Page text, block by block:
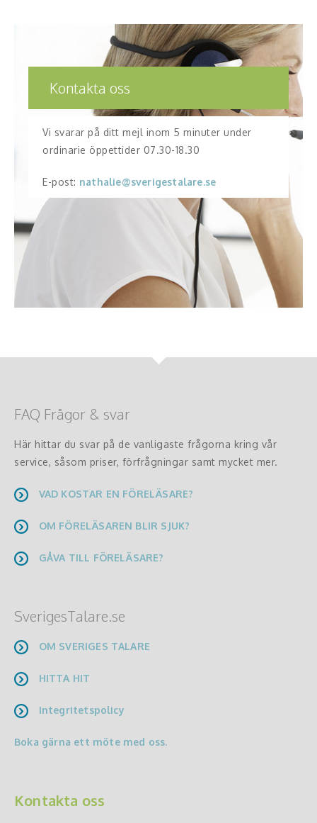
Kontakta oss
Vi svarar på ditt mejl inom 5 minuter under
ordinarie öppettider 07.30-18.30
E-post: nathalie@sverigestalare.se
FAQ Frågor & svar
Här hittar du svar på de vanligaste frågorna kring vår
service, såsom priser, förfrågningar samt mycket mer.
VAD KOSTAR EN FÖRELÄSARE?
OM FÖRELÄSAREN BLIR SJUK?
GÅVA TILL FÖRELÄSARE?
SverigesTalare.se
OM SVERIGES TALARE
HITTA HIT
Integritetspolicy
Boka gärna ett möte med oss.
Kontakta oss